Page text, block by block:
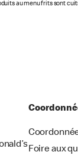
au menu frits sont
Foire aux